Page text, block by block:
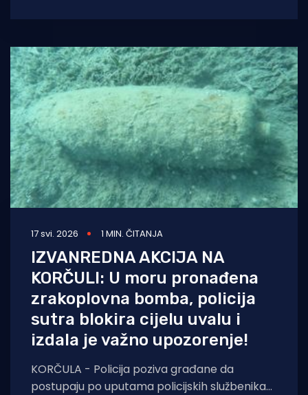
17 svi. 2026 1 MIN. ČITANJA
IZVANREDNA AKCIJA NA
KORČULI: U moru pronađena
zrakoplovna bomba, policija
sutra blokira cijelu uvalu i
izdala je važno upozorenje!
KORČULA - Policija poziva građane da
postupaju po uputama policijskih službenika